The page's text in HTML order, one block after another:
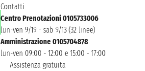
Contatti
Centro Prenotazioni 0105733006
lun-ven 9/19 - sab 9/13 (32 linee)
Amministrazione 0105704878
lun-ven 09:00 - 12:00 e 15:00 - 17:00
Assistenza gratuita